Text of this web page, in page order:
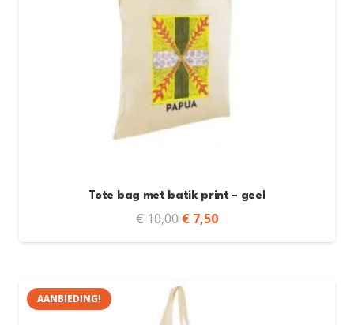
Tote bag met batik print – geel
€10,00 Oorspronkelijke
prijs
€ 10,00.
€ 7,50Huidige
prijs
AANBIEDING!